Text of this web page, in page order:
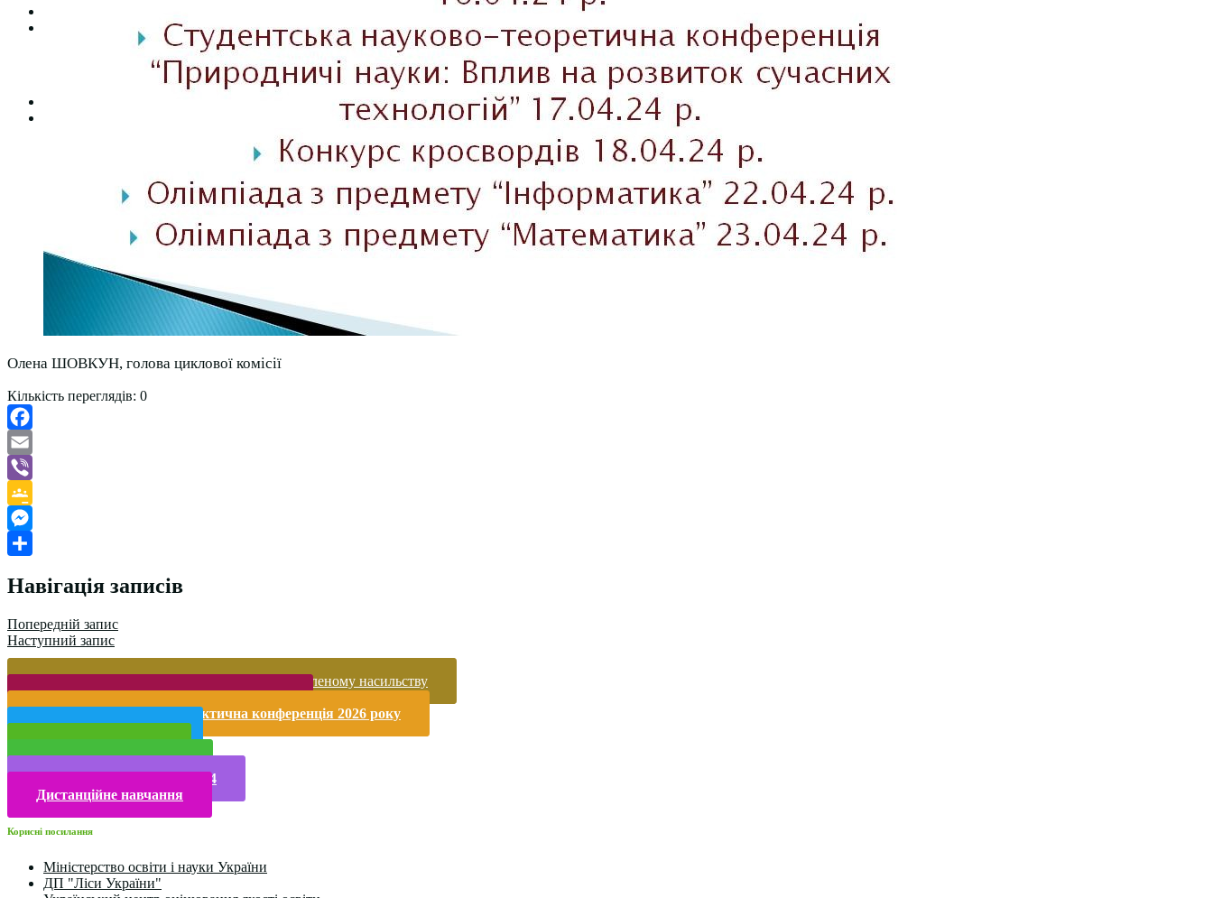
Кваліфікаційний центр МФК
Нормативно-правова база
Форма заяви здобувача
Перелік професій
Професійні стандарти
Про формальну, неформальну та інформальну освіту
Олена ШОВКУН, голова циклової комісії
Кількість переглядів: 0
Facebook
Email
Viber
Google
Classroom
Messenger
Навігація записів
Попередній запис
Наступний запис
Запобігання домашньому та гендерно-зумовленому насильству
Міжнародна науково-практична конференція 2026 року
Конкурси та олімпіади 2024
Дистанційне навчання
Корисні посилання
Міністерство освіти і науки України
ДП "Ліси України"